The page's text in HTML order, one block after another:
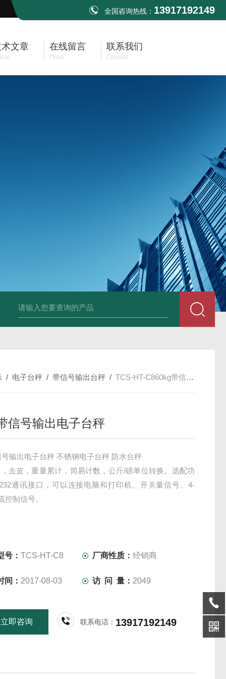
全国咨询热线： 13917192149
文章 在线留言
Order
联系我们
Contact
HT808300kg带座椅轮椅秤 血透室轮椅
/ 电子台秤 /带信号输出台秤 /TCS-HT-C860kg带信号输出电子台秤
信号输出电子台秤
输出电子台秤 不锈钢电子台秤 防水台秤
去皮，重量累计，简易计数，公斤/磅单位转换。选配功
通讯接口，可以连接电脑和打印机、开关量信号、4-
控制信号。
号： TCS-HT-C8 厂商性质：经销商
间： 2017-08-03 访 问 量： 2049
立即咨询 联系电话： 13917192149